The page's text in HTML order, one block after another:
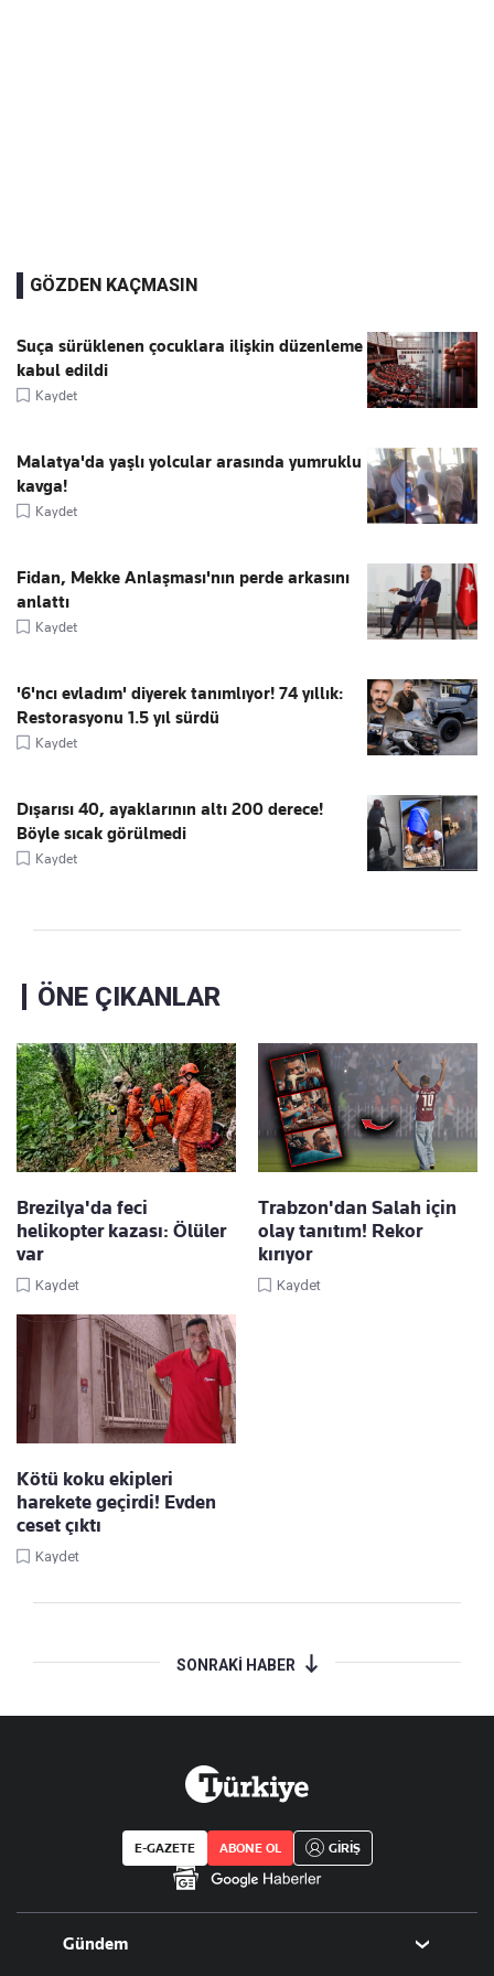
GÖZDEN KAÇMASIN
Suça sürüklenen çocuklara ilişkin düzenleme
kabul edildi
Kaydet
Malatya'da yaşlı yolcular arasında yumruklu
kavga!
Kaydet
Fidan, Mekke Anlaşması'nın perde arkasını
anlattı
Kaydet
'6'ncı evladım' diyerek tanımlıyor! 74 yıllık:
Restorasyonu 1.5 yıl sürdü
Kaydet
Dışarısı 40, ayaklarının altı 200 derece!
Böyle sıcak görülmedi
Kaydet
ÖNE ÇIKANLAR
Brezilya'da feci
helikopter kazası: Ölüler
var
Kaydet
Trabzon'dan Salah için
olay tanıtım! Rekor
kırıyor
Kaydet
Kötü koku ekipleri
harekete geçirdi! Evden
ceset çıktı
Kaydet
SONRAKİ HABER
E-GAZETE ABONE OL GİRİŞ
Gündem